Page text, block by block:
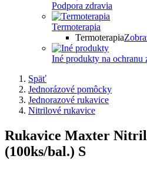
Podpora zdravia
Termoterapia
Termoterapia
Iné produkty na ochranu
Späť
Jednorázové pomôcky
Jednorazové rukavice
Nitrilové rukavice
Rukavice Maxter
(100ks/bal.) S